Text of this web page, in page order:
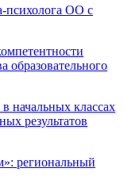
психолога ОО с
образовательного
начальных классах
результатов
региональный